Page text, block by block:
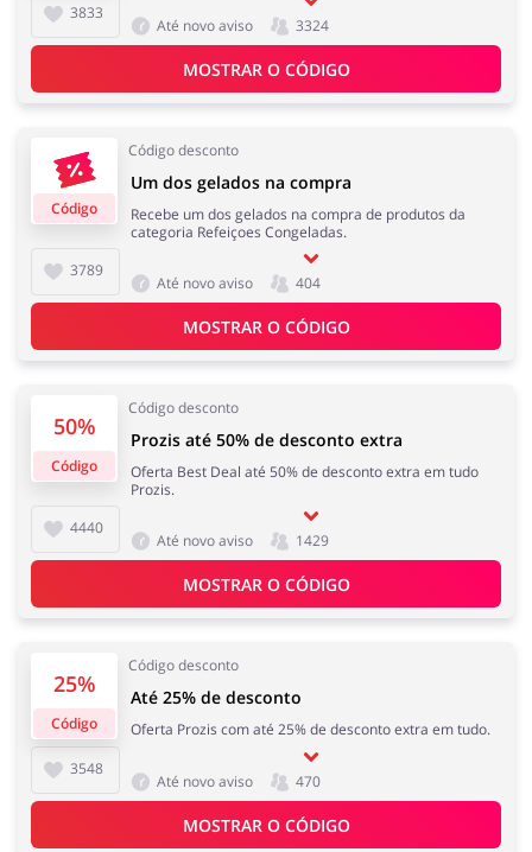
Roupas e Calçados Megastore
Tecnologia e eletrónica Joalheria e Acessórios
Melhor Amigo
Turismo e Viagens Dinheiro e Seguros
3833
Até novo aviso 3324
MOSTRAR O CÓDIGO
Código
Código desconto
3789
Um dos gelados na compra
Recebe um dos gelados na compra de produtos da
categoria Refeiçoes Congeladas.
Até novo aviso 404
MOSTRAR O CÓDIGO
50%
Código
Código desconto
4440
Prozis até 50% de desconto extra
Oferta Best Deal até 50% de desconto extra em tudo
Prozis.
Até novo aviso 1429
MOSTRAR O CÓDIGO
25%
Código
Código desconto
3548
Até 25% de desconto
Oferta Prozis com até 25% de desconto extra em tudo.
Até novo aviso 470
MOSTRAR O CÓDIGO